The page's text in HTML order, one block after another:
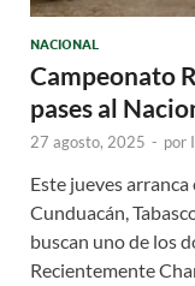
NACIONAL
Campeonato
pases al
27 agosto, 2025 - por
Este jueves
Cunduacán,
buscan uno de los
Recientemente